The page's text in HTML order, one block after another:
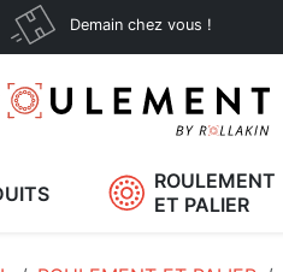
Demain chez vous !
ROULEMENT
ET PALIER